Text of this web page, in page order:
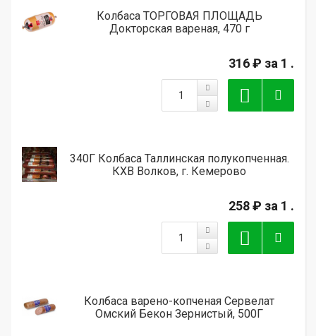
Колбаса ТОРГОВАЯ ПЛОЩАДЬ
Докторская вареная, 470 г
316 ₽ за 1 .
340Г Колбаса Таллинская полукопченная.
КХВ Волков, г. Кемерово
258 ₽ за 1 .
Колбаса варено-копченая Сервелат
Омский Бекон Зернистый, 500Г